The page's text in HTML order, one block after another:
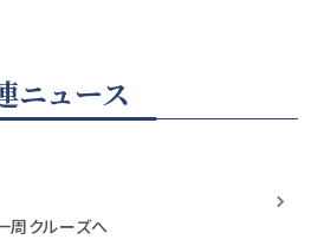
ニュース
周クルーズへ